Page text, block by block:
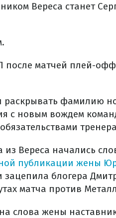
Вереса станет
после матчей плей-
раскрывать фамилию
с новым вождем
из Вереса начались
публикации жены
зацепила блогера
матча против
на слова жены